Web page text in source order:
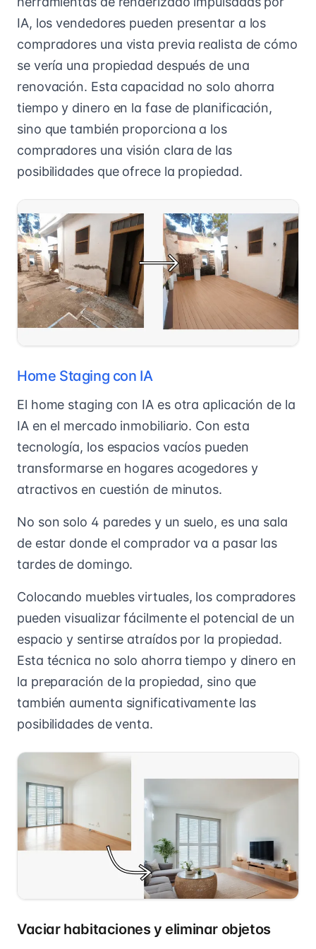
IA, los vendedores pueden presentar a los
compradores una vista previa realista de cómo
se vería una propiedad después de una
renovación. Esta capacidad no solo ahorra
tiempo y dinero en la fase de planificación,
sino que también proporciona a los
compradores una visión clara de las
posibilidades que ofrece la propiedad.
Home Staging con IA
El home staging con IA es otra aplicación de la
IA en el mercado inmobiliario. Con esta
tecnología, los espacios vacíos pueden
transformarse en hogares acogedores y
atractivos en cuestión de minutos.
No son solo 4 paredes y un suelo, es una sala
de estar donde el comprador va a pasar las
tardes de domingo.
Colocando muebles virtuales, los compradores
pueden visualizar fácilmente el potencial de un
espacio y sentirse atraídos por la propiedad.
Esta técnica no solo ahorra tiempo y dinero en
la preparación de la propiedad, sino que
también aumenta significativamente las
posibilidades de venta.
Vaciar habitaciones y eliminar objetos